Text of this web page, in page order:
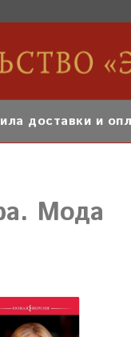
доставки и
Мода